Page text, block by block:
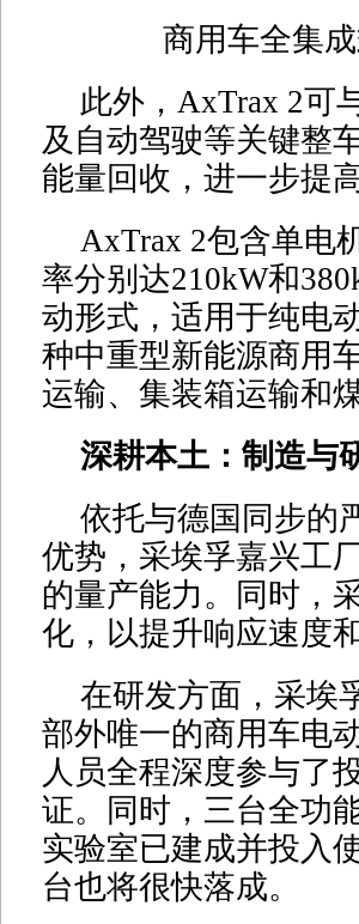
商用车全集
此外，AxTrax 2可
及自动驾驶等关键整
能量回收，进一步提
AxTrax 2包含单电
率分别达210kW和
动形式，适用于纯电
种中重型新能源商用
运输、集装箱运输和
深耕本土：制造与
依托与德国同步的
优势，采埃孚嘉兴工
的量产能力。同时，
化，以提升响应速度
在研发方面，采埃
部外唯一的商用车电
人员全程深度参与了
证。同时，三台全功
实验室已建成并投入
台也将很快落成。